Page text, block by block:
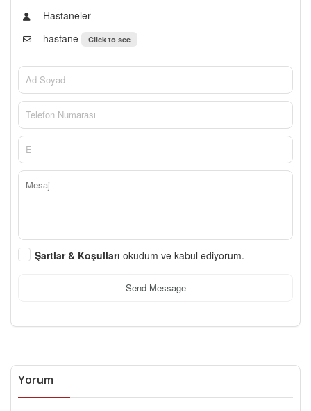
Hastaneler
hastane
Click to see
Şartlar & Koşulları okudum ve kabul ediyorum.
Send Message
Yorum